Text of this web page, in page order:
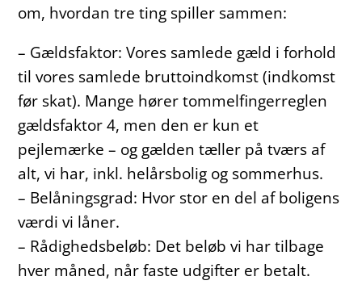
om, hvordan tre ting spiller sammen:
– Gældsfaktor: Vores samlede gæld i forhold
til vores samlede bruttoindkomst (indkomst
før skat). Mange hører tommelfingerreglen
gældsfaktor 4, men den er kun et
pejlemærke – og gælden tæller på tværs af
alt, vi har, inkl. helårsbolig og sommerhus.
– Belåningsgrad: Hvor stor en del af boligens
værdi vi låner.
– Rådighedsbeløb: Det beløb vi har tilbage
hver måned, når faste udgifter er betalt.